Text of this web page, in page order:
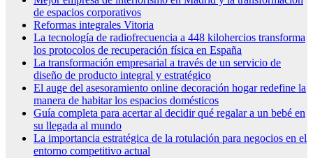
de espacios corporativos
Reformas integrales Vitoria
La tecnología de radiofrecuencia a 448 kilohercios transforma
los protocolos de recuperación física en España
La transformación empresarial a través de un servicio de
diseño de producto integral y estratégico
El auge del asesoramiento online decoración hogar redefine la
manera de habitar los espacios domésticos
Guía completa para acertar al decidir qué regalar a un bebé en
su llegada al mundo
La importancia estratégica de la rotulación para negocios en el
entorno competitivo actual